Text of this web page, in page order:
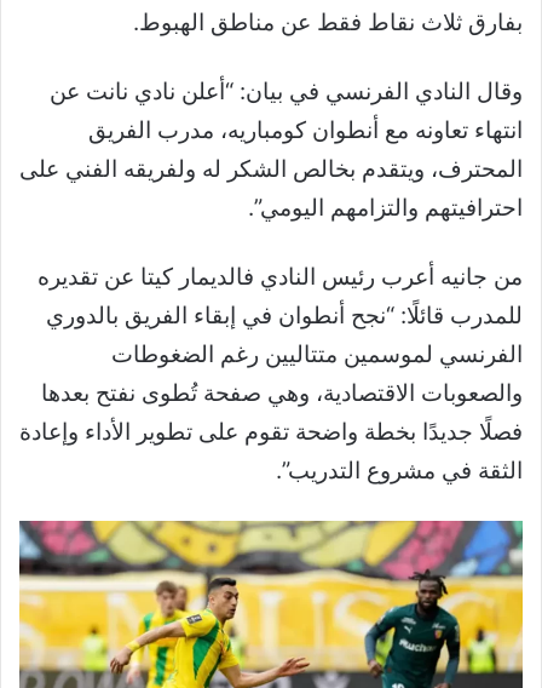
بفارق ثلاث نقاط فقط عن مناطق الهبوط.
وقال النادي الفرنسي في بيان: “أعلن نادي نانت عن
انتهاء تعاونه مع أنطوان كومباريه، مدرب الفريق
المحترف، ويتقدم بخالص الشكر له ولفريقه الفني على
احترافيتهم والتزامهم اليومي”.
من جانيه أعرب رئيس النادي فالديمار كيتا عن تقديره
للمدرب قائلًا: “نجح أنطوان في إبقاء الفريق بالدوري
الفرنسي لموسمين متتاليين رغم الضغوطات
والصعوبات الاقتصادية، وهي صفحة تُطوى نفتح بعدها
فصلًا جديدًا بخطة واضحة تقوم على تطوير الأداء وإعادة
الثقة في مشروع التدريب”.